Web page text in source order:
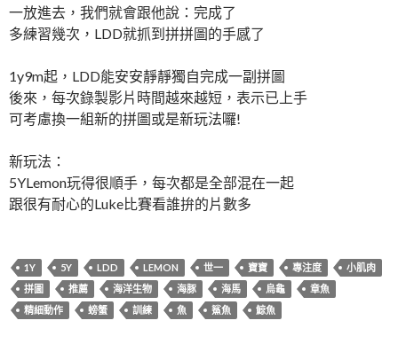
一放進去，我們就會跟他說：完成了
多練習幾次，LDD就抓到拼拼圖的手感了
1y9m起，LDD能安安靜靜獨自完成一副拼圖
後來，每次錄製影片時間越來越短，表示已上手
可考慮換一組新的拼圖或是新玩法囉!
新玩法：
5YLemon玩得很順手，每次都是全部混在一起
跟很有耐心的Luke比賽看誰拚的片數多
1Y 5Y LDD LEMON 世一 寶寶 專注度
小肌肉
拼圖
推薦 海洋生物 海豚 海馬 烏龜
章魚
精細動作
螃蟹 訓練 魚 鯊魚 鯨魚